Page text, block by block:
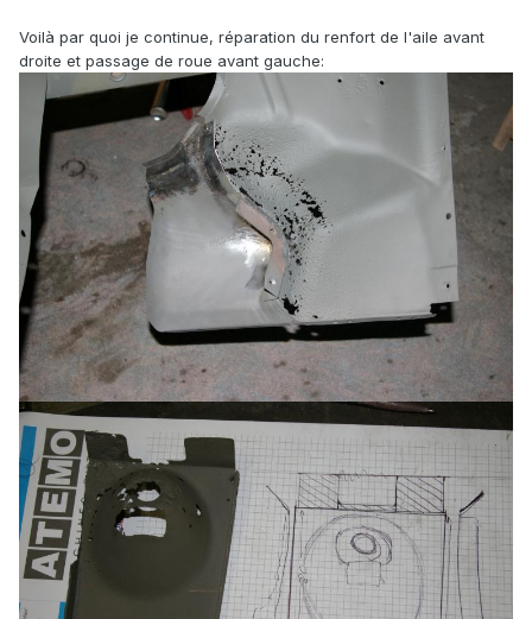
Voilà par quoi je continue, réparation du renfort de l'aile avant
droite et passage de roue avant gauche: